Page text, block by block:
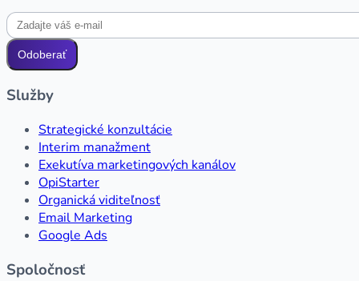
Odoberať
Služby
Strategické konzultácie
Interim manažment
Exekutíva marketingových kanálov
OpiStarter
Organická viditeľnosť
Email Marketing
Google Ads
Spoločnosť